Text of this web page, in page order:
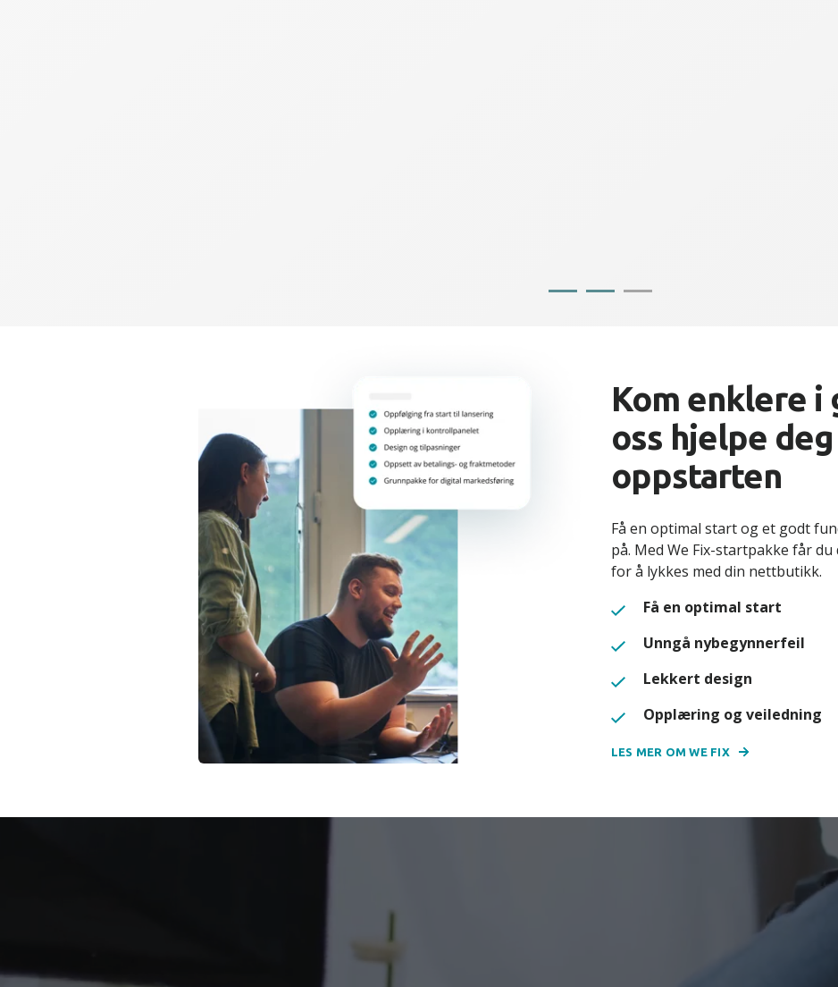
Kom enklere i
oss hjelpe
oppstarten
Få en optimal start og et godt
på. Med We Fix-startpakke får
for å lykkes med din nettbutikk.
Få en optimal start
Unngå nybegynnerfeil
Lekkert design
Opplæring og veiledning
LES MER OM WE FIX